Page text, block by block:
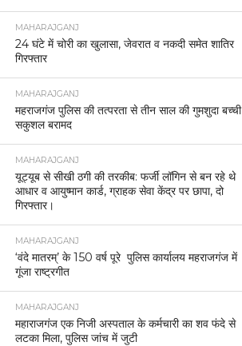
MAHARAJGANJ
24 घंटे में चोरी का खुलासा, जेवरात व नकदी समेत शातिर
गिरफ्तार
MAHARAJGANJ
महराजगंज पुलिस की तत्परता से तीन साल की गुमशुदा बच्ची
सकुशल बरामद
MAHARAJGANJ
यूट्यूब से सीखी ठगी की तरकीब: फर्जी लॉगिन से बन रहे थे
आधार व आयुष्मान कार्ड, ग्राहक सेवा केंद्र पर छापा, दो
गिरफ्तार।
MAHARAJGANJ
‘वंदे मातरम्’ के 150 वर्ष पूरे पुलिस कार्यालय महराजगंज में
गूंजा राष्ट्रगीत
MAHARAJGANJ
महाराजगंज एक निजी अस्पताल के कर्मचारी का शव फंदे से
लटका मिला, पुलिस जांच में जुटी